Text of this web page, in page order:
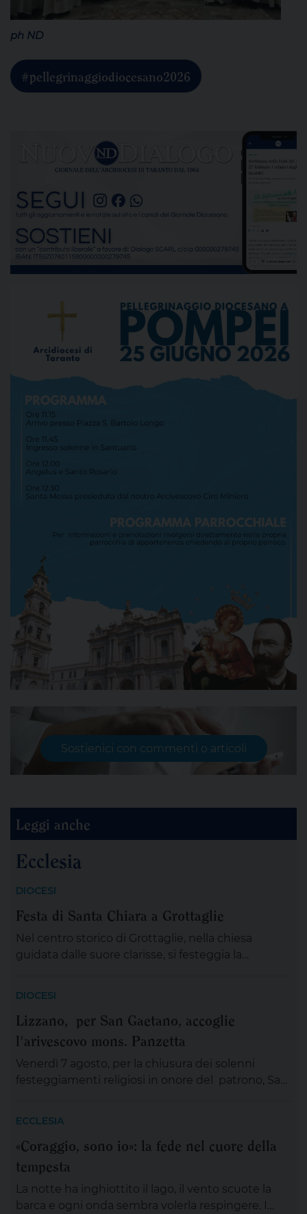
ph ND
#pellegrinaggiodiocesano2026
Sostienici con commenti o articoli
Leggi anche
Ecclesia
DIOCESI
Festa di Santa Chiara a Grottaglie
Nel centro storico di Grottaglie, nella chiesa
guidata dalle suore clarisse, si festeggia la
sarà la liturgia dei vespri e alle ore 19 l’adorazione
eucaristica con la commemorazione del Beato […]
DIOCESI
Lizzano, per San Gaetano, accoglie
l'arivescovo mons. Panzetta
Venerdì 7 agosto, per la chiusura dei solenni
festeggiamenti religiosi in onore del patrono, San
vedrà il coinvolgimento partecipativo dei fedeli
lizzanesi, dei membri delle confraternite e delle
associazioni, dei gruppi, dei movimenti e delle
aggregazioni ecclesiali, delle […]
ECCLESIA
«Coraggio, sono io»: la fede nel cuore della
tempesta
La notte ha inghiottito il lago, il vento scuote la
barca e ogni onda sembra volerla respingere. I